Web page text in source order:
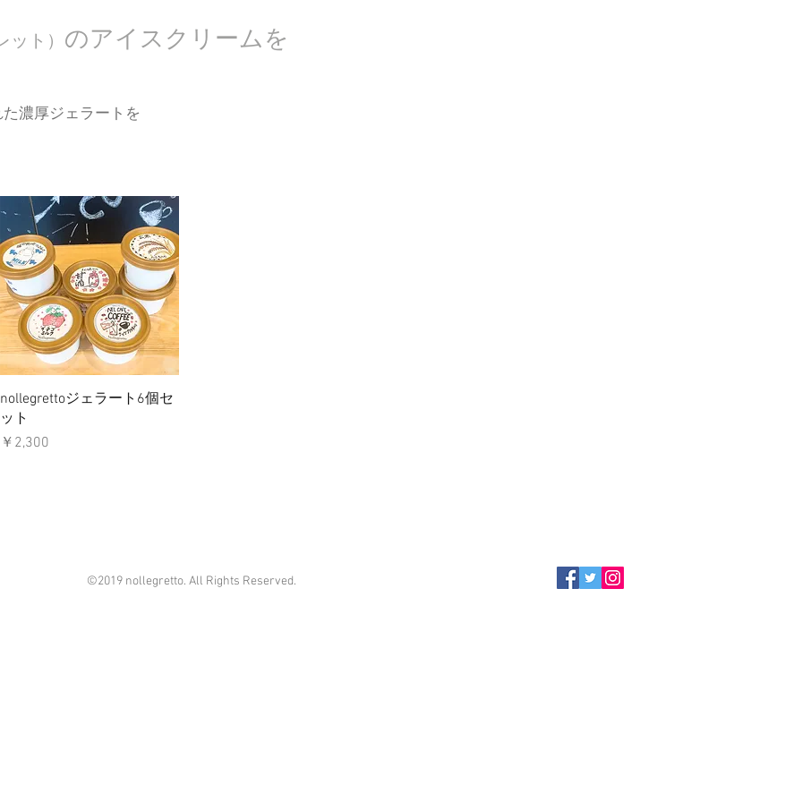
ット） のアイスクリームを
濃厚ジェラートを
クイックビュー
nollegrettoジェラート6個セ
ット
価格
￥2,300
©2019 nollegretto. All Rights Reserved.